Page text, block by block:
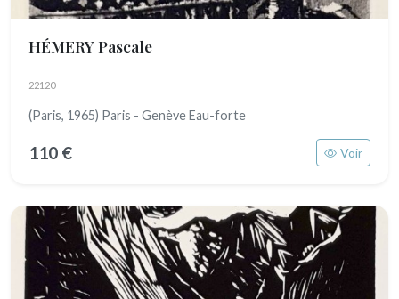
HÉMERY Pascale
22120
(Paris, 1965) Paris - Genève Eau-forte
110 € Voir